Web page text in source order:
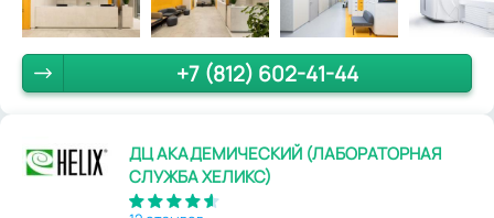
+7 (812) 602-41-44
ДЦ АКАДЕМИЧЕСКИЙ (ЛАБОРАТОРНАЯ
СЛУЖБА ХЕЛИКС)